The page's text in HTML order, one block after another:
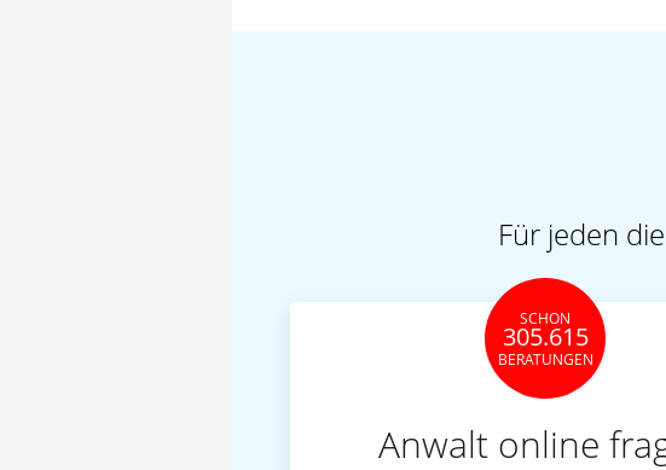
Für jeden
SCHON
305.615
BERATUNGEN
Anwalt online